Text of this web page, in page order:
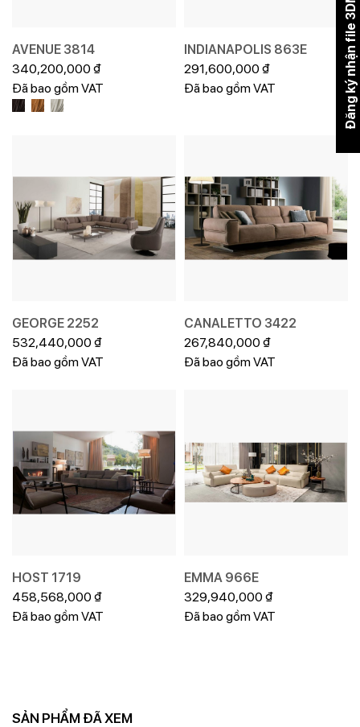
AVENUE 3814
340,200,000 ₫
Đã bao gồm VAT
INDIANAPOLIS 863E
291,600,000 ₫
Đã bao gồm VAT
GEORGE 2252
532,440,000 ₫
Đã bao gồm VAT
CANALETTO 3422
267,840,000 ₫
Đã bao gồm VAT
HOST 1719
458,568,000 ₫
Đã bao gồm VAT
EMMA 966E
329,940,000 ₫
Đã bao gồm VAT
SẢN PHẨM ĐÃ XEM
Đăng ký nhận file 3DMAX